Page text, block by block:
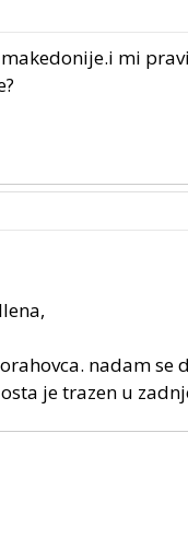
mi
nadam se
je trazen u